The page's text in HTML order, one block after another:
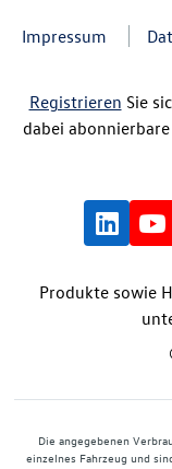
Impressum
Registrieren Sie
dabei
Produkte sowie
Die angegebenen
einzelnes Fahrzeug und